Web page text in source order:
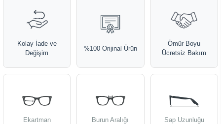
Kolay İade ve
Değişim
%100 Orijinal Ürün
Ömür Boyu
Ücretsiz Bakım
Ekartman Burun Aralığı Sap Uzunluğu